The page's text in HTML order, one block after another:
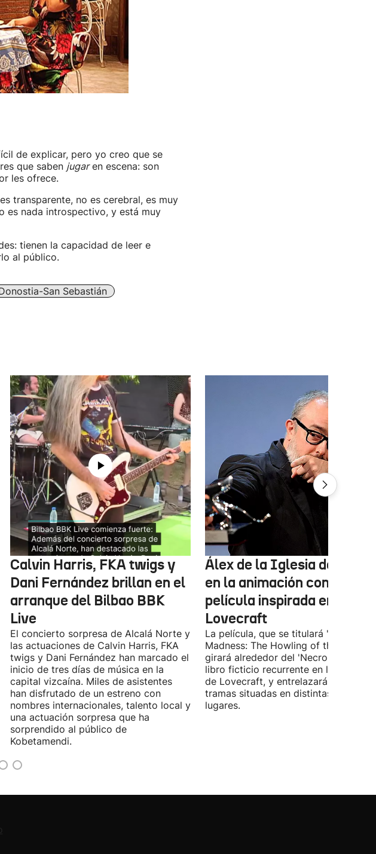
de explicar, pero yo creo que se
que saben jugaren escena: son
les ofrece.
transparente, no es cerebral, es muy
es nada introspectivo, y está muy
tienen la capacidad de leer e
al público.
San Sebastián
Calvin Harris, FKA twigs y
Dani Fernández brillan en el
arranque del Bilbao BBK
Live
El concierto sorpresa de Alcalá Norte y
las actuaciones de Calvin Harris, FKA
twigs y Dani Fernández han marcado el
inicio de tres días de música en la
capital vizcaína. Miles de asistentes
han disfrutado de un estreno con
nombres internacionales, talento local y
una actuación sorpresa que ha
sorprendido al público de
Kobetamendi.
Álex de la Iglesia debutará
en la animación con una
película inspirada en
Lovecraft
La película, que se titulará 'Ages of
Madness: The Howling of the Jinn',
girará alrededor del 'Necronomicón',
libro ficticio recurrente en los relatos
de Lovecraft, y entrelazará varias
tramas situadas en distintas épocas y
lugares.